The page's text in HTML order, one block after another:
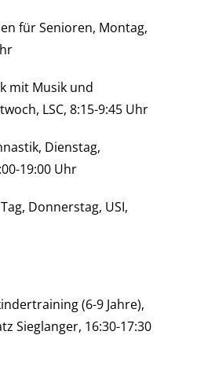
für Senioren, Montag,
mit Musik und
, LSC, 8:15-9:45 Uhr
Dienstag,
19:00 Uhr
Donnerstag, USI,
(6-9 Jahre),
Sieglanger, 16:30-17:30